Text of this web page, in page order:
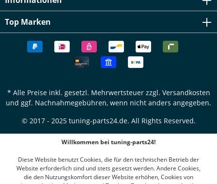
Top Marken
* Alle Preise inkl. gesetzl. Mehrwertsteuer zzgl. Versandkosten
und ggf. Nachnahmegebühren, wenn nicht anders angegeben.
© 2017 - 2025 tuning-parts24.de. All Rights Reserved.
Willkommen bei tuning-parts24!
Diese Website benutzt Cookies, die für den technischen Betrieb der
Website erforderlich sind und stets gesetzt werden. Andere Cookies,
die den Nutzungskomfort dieser Website erhöhen, Cookies von